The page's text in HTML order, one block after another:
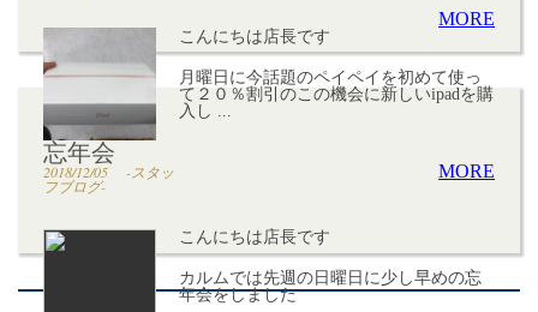
MORE
こんにちは店長です
月曜日に今話題のペイペイを初めて使っ
て２０％割引のこの機会に新しいipadを購
入し ...
MORE
忘年会
2018/12/05 -スタッ
フブログ-
こんにちは店長です
カルムでは先週の日曜日に少し早めの忘
年会をしました